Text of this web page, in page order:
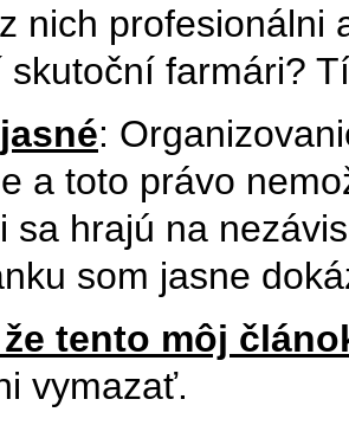
nich profesionálni
skutoční farmári?
:
a toto právo
sa hrajú na
som jasne
tento môj
vymazať.